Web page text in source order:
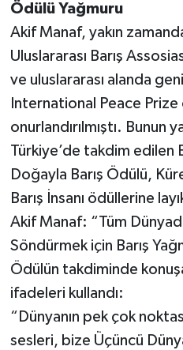
Ödülü Yağmuru
Akif Manaf, yakın
Uluslararası Barış
ve uluslararası alanda
International Peace Prize
onurlandırılmıştı. Bunun
Türkiye’de takdim edilen
Doğayla Barış Ödülü,
Barış İnsanı ödüllerine
Akif Manaf: “Tüm Dünyada
Söndürmek için Barış
Ödülün takdiminde
ifadeleri kullandı:
“Dünyanın pek çok
sesleri, bize Üçüncü